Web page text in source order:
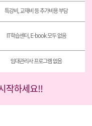
특강비, 교재비 등 추가비용 부담
IT학습센터, E-book 모두 없음
임대관리사 프로그램 없음
작하세요!!